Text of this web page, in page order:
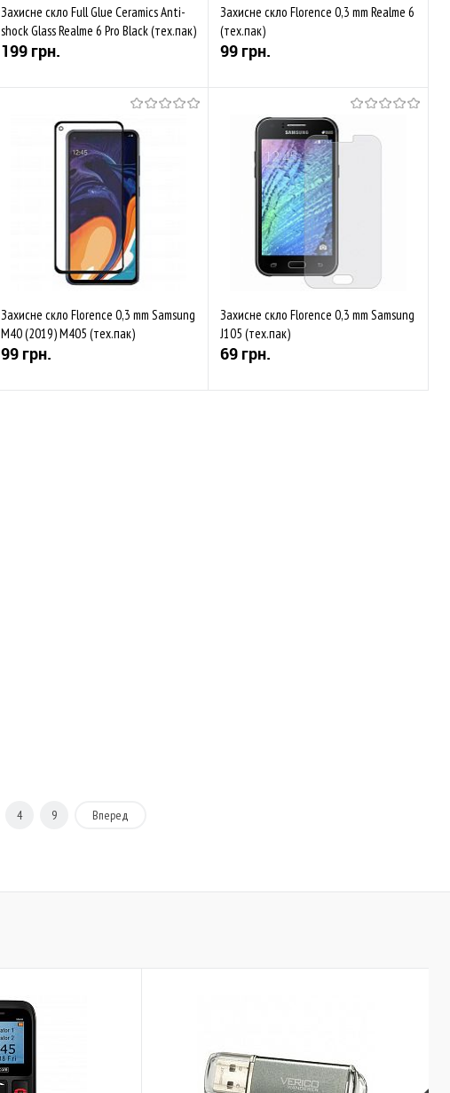
Захисне скло Full Glue Ceramics Anti-
shock Glass Realme 6 Pro Black (тех.пак)
199 грн.
До обраного
Порівняти
В наявності
Захисне скло Florence 0,3 mm Realme 6
(тех.пак)
99 грн.
Купити
До обраного
Закінчується
Захисне скло Florence 0,3 mm Samsung
M40 (2019) M405 (тех.пак)
99 грн.
Захисне скло Florence 0,3 mm Samsung
J105 (тех.пак)
69 грн.
4 9 Вперед